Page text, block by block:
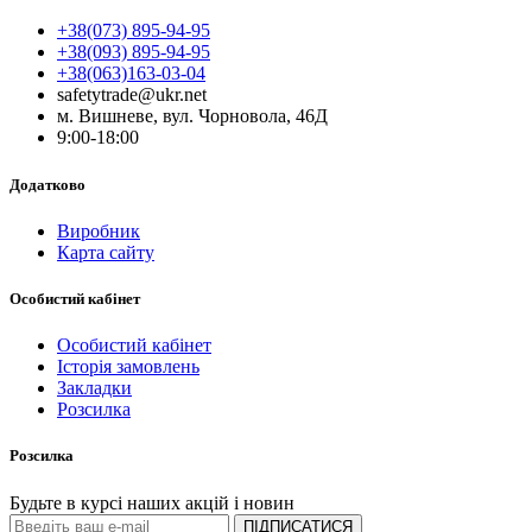
+38(073) 895-94-95
+38(093) 895-94-95
+38(063)163-03-04
safetytrade@ukr.net
м. Вишневе, вул. Чорновола, 46Д
9:00-18:00
Додатково
Виробник
Карта сайту
Особистий кабінет
Особистий кабінет
Історія замовлень
Закладки
Розсилка
Розсилка
Будьте в курсі наших акцій і новин
ПІДПИСАТИСЯ